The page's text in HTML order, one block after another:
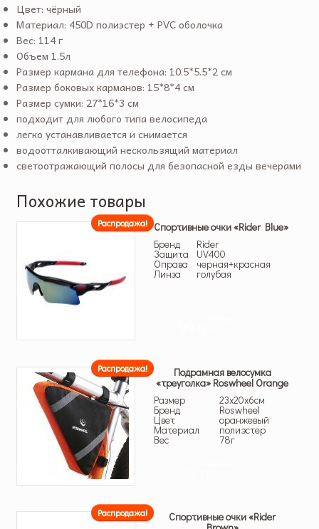
Цвет: чёрный
Материал: 450D полиэстер + PVC оболочка
Вес: 114 г
Объем 1.5л
Размер кармана для телефона: 10.5*5.5*2 см
Размер боковых карманов: 15*8*4 см
Размер сумки: 27*16*3 см
подходит для любого типа велосипеда
легко устанавливается и снимается
водоотталкивающий нескользящий материал
светоотражающий полосы для безопасной езды вечерами
Похожие товары
Распродажа! Спортивные очки «Rider Blue»
Бренд
Rider
Защита UV400
Оправа черная+красная
Линза голубая
Распродажа! Подрамная велосумка
«треуголка» Roswheel Orange
Размер
23х20х6см
Бренд Roswheel
Цвет оранжевый
Материал полиэстер
Вес 78г
Распродажа! Спортивные очки «Rider